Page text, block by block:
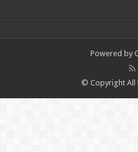
Powered by
© Copyright All